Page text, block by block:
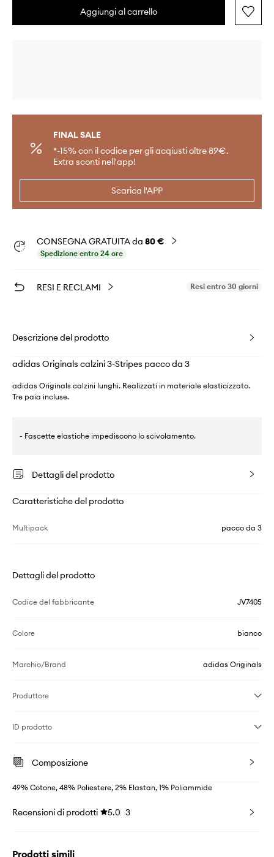
Aggiungi al carrello
FINAL SALE
*-15% con il codice per gli acqiusti oltre 89€.
Extra sconti nell'app!
Scarica l'APP
CONSEGNA GRATUITA da 80 €
Spedizione entro 24 ore
RESI E RECLAMI Resi entro 30 giorni
Descrizione del prodotto
adidas Originals calzini 3-Stripes pacco da 3
adidas Originals calzini lunghi. Realizzati in materiale elasticizzato.
Tre paia incluse.
- Fascette elastiche impediscono lo scivolamento.
Dettagli del prodotto
Caratteristiche del prodotto
Multipack pacco da 3
Dettagli del prodotto
Codice del fabbricante JV7405
Colore bianco
Marchio/Brand adidas Originals
Produttore
ID prodotto
Composizione
49% Cotone, 48% Poliestere, 2% Elastan, 1% Poliammide
Recensioni di prodotti 5.0 3
Prodotti simili